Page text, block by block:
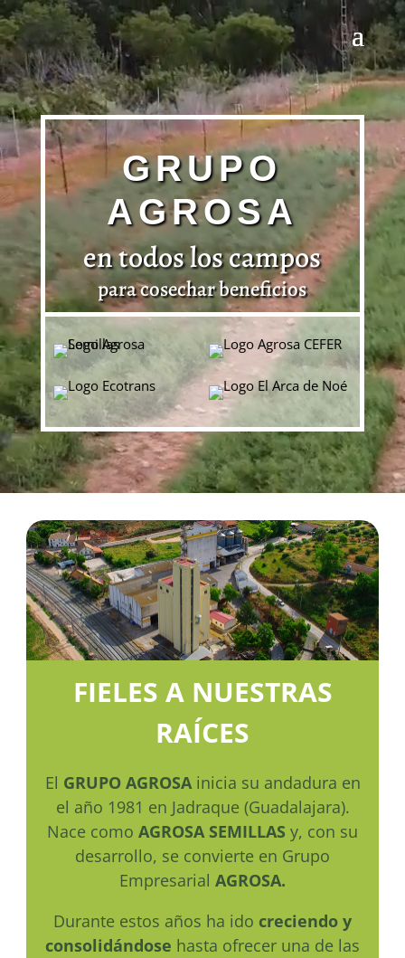
GRUPO
AGROSA
en todos los campos
para cosechar beneficios
FIELES A NUESTRAS
RAÍCES
El GRUPO AGROSAinicia su andadura en
el año 1981 en Jadraque (Guadalajara).
Nace como AGROSA SEMILLAS y, con su
desarrollo, se convierte en Grupo
Empresarial AGROSA.
Durante estos años ha ido creciendo y
consolidándose hasta ofrecer una de las